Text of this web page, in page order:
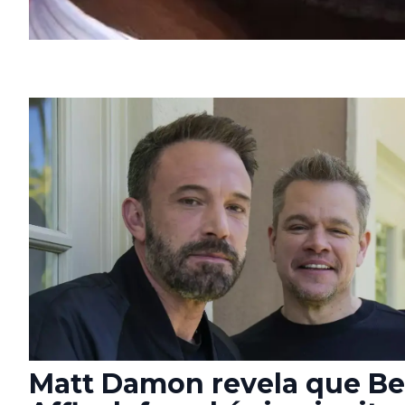
Matt Damon revela que